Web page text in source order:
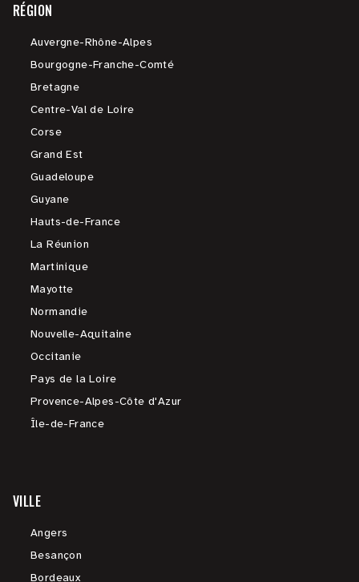
RÉGION
Auvergne-Rhône-Alpes
Bourgogne-Franche-Comté
Bretagne
Centre-Val de Loire
Corse
Grand Est
Guadeloupe
Guyane
Hauts-de-France
La Réunion
Martinique
Mayotte
Normandie
Nouvelle-Aquitaine
Occitanie
Pays de la Loire
Provence-Alpes-Côte d'Azur
Île-de-France
VILLE
Angers
Besançon
Bordeaux